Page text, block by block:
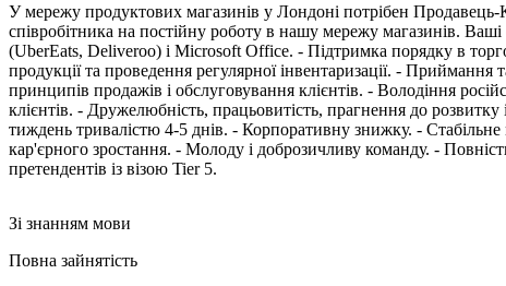
У мережу продуктових магазинів у Лондоні потрібен
співробітника на постійну роботу в нашу мережу магазинів.
(UberEats, Deliveroo) і Microsoft Office. - Підтримка порядку в
продукції та проведення регулярної інвентаризації. -
принципів продажів і обслуговування клієнтів. - Володіння
клієнтів. - Дружелюбність, працьовитість, прагнення до
тиждень тривалістю 4-5 днів. - Корпоративну знижку. -
кар'єрного зростання. - Молоду і доброзичливу команду. -
претендентів із візою Tier 5.
Зі знанням мови
Повна зайнятість